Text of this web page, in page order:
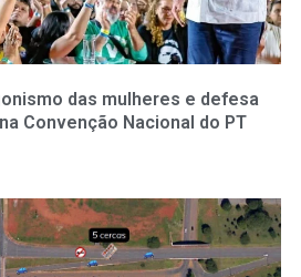
das mulheres e defesa
Convenção Nacional do PT